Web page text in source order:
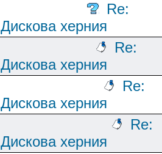
Re:
Дискова херния
Re:
Дискова херния
Re:
Дискова херния
Re:
Дискова херния